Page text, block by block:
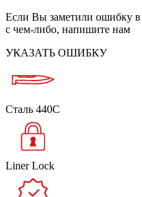
Если Вы заметили ошибку в
с чем-либо, напишите нам
УКАЗАТЬ ОШИБКУ
Сталь 440C
Liner Lock